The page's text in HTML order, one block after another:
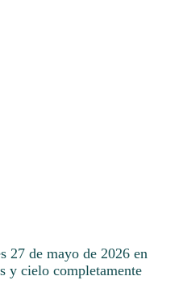
27 de mayo de 2026 en
y cielo completamente